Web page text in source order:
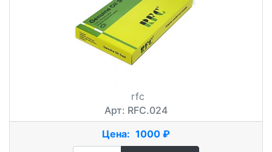
rfc
Арт: RFC.024
Цена: 1000 ₽